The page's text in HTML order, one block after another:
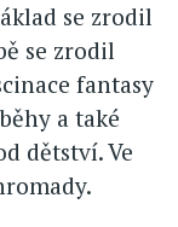
se zrodil
se zrodil
fantasy
a také
dětství. Ve